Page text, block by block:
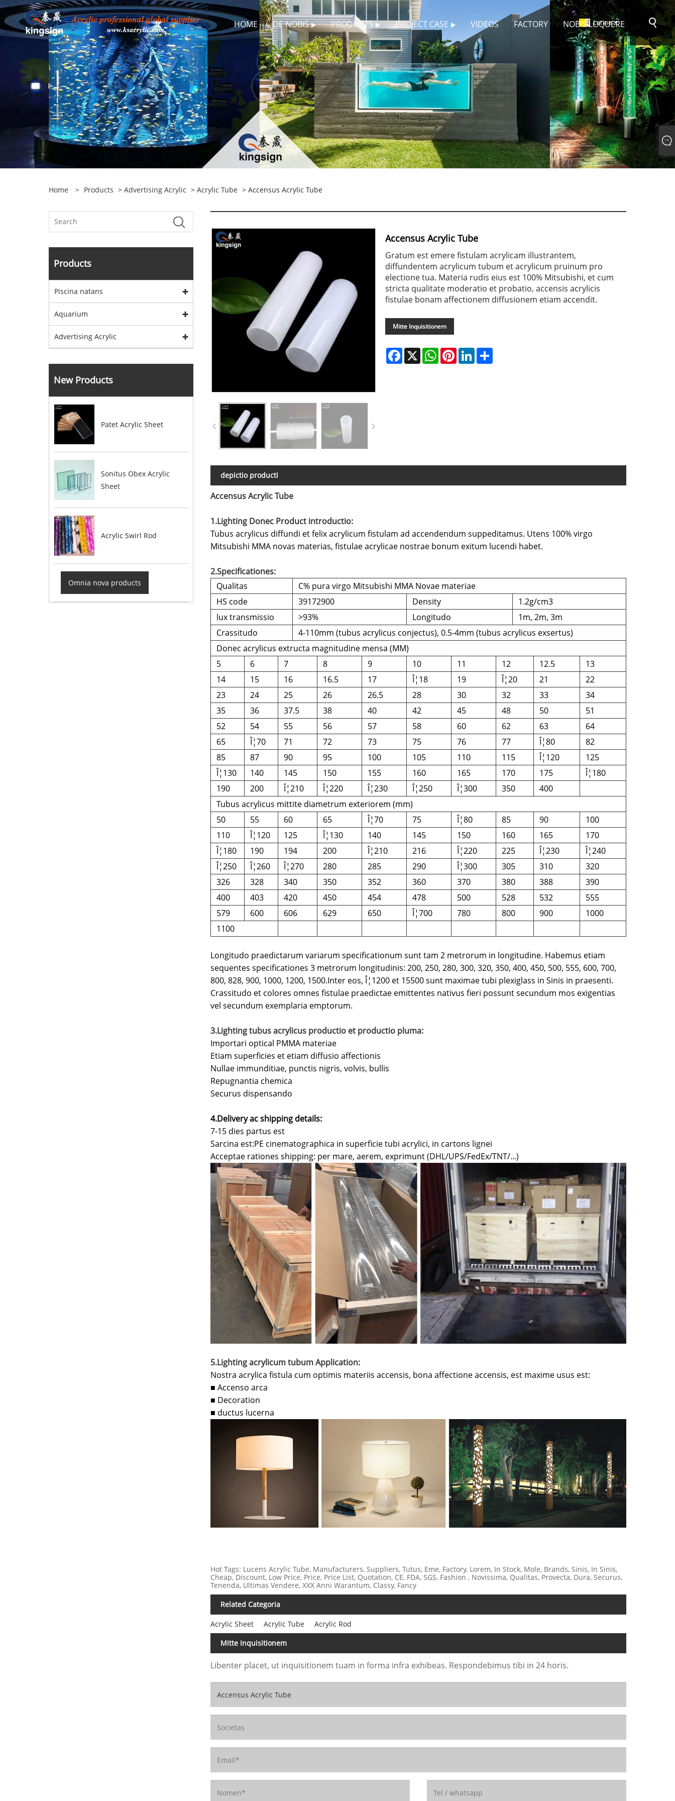
HOME DE NOBIS PRODUCTS PROJECT CASE VIDEOS FACTORY NOBIS LOQUERE
Latine
Home > Products > Advertising Acrylic > Acrylic Tube > Accensus Acrylic Tube
Products
Piscina natans
Aquarium
Advertising Acrylic
New Products
Patet Acrylic Sheet
Sonitus Obex Acrylic
Sheet
Acrylic Swirl Rod
Omnia nova products
Accensus Acrylic Tube
Gratum est emere fistulam acrylicam illustrantem,
diffundentem acrylicum tubum et acrylicum pruinum pro
electione tua. Materia rudis eius est 100% Mitsubishi, et cum
stricta qualitate moderatio et probatio, accensis acrylicis
fistulae bonam affectionem diffusionem etiam accendit.
Mitte Inquisitionem
Facebook
X WhatsAppPinterestLinkedInShare
depictio producti
Accensus Acrylic Tube
1.Lighting Donec Product introductio:
Tubus acrylicus diffundi et felix acrylicum fistulam ad accendendum suppeditamus. Utens 100% virgo
Mitsubishi MMA novas materias, fistulae acrylicae nostrae bonum exitum lucendi habet.
2.Specificationes:
Qualitas
C% pura virgo Mitsubishi MMA Novae materiae
HS code
39172900 Density
1.2g/cm3
lux transmissio
>93% Longitudo
1m, 2m, 3m
Crassitudo
4-110mm (tubus acrylicus conjectus), 0.5-4mm (tubus acrylicus exsertus)
Donec acrylicus extructa magnitudine mensa (MM)
5
6 7 8 9 10 11 12 12.5
13
14
15 16 16.5 17 Î¦18 19 Î¦20 21
22
23
24 25 26 26.5 28 30 32 33
34
35
36 37.5 38 40 42 45 48 50
51
52
54 55 56 57 58 60 62 63
64
65
Î¦70 71 72 73 75 76 77 Î¦80
82
85
87 90 95 100 105 110 115 Î¦120
125
Î¦130
140 145 150 155 160 165 170 175
Î¦180
190
200 Î¦210 Î¦220 Î¦230 Î¦250 Î¦300 350
400
Tubus acrylicus mittite diametrum exteriorem (mm)
50
55 60 65 Î¦70 75 Î¦80 85 90
100
110
Î¦120 125 Î¦130 140 145 150 160 165
170
Î¦180
190 194 200 Î¦210 216 Î¦220 225 Î¦230
Î¦240
Î¦250
Î¦260 Î¦270 280 285 290 Î¦300 305 310
320
326
328 340 350 352 360 370 380 388
390
400
403 420 450 454 478 500 528 532
555
579
600 606 629 650 Î¦700 780 800 900
1000
1100
Longitudo praedictarum variarum specificationum sunt tam 2 metrorum in longitudine. Habemus etiam
sequentes specificationes 3 metrorum longitudinis: 200, 250, 280, 300, 320, 350, 400, 450, 500, 555, 600, 700,
800, 828, 900, 1000, 1200, 1500.Inter eos, Î¦1200 et 15500 sunt maximae tubi plexiglass in Sinis in praesenti.
Crassitudo et colores omnes fistulae praedictae emittentes nativus fieri possunt secundum mos exigentias
vel secundum exemplaria emptorum.
3.Lighting tubus acrylicus productio et productio pluma:
Importari optical PMMA materiae
Etiam superficies et etiam diffusio affectionis
Nullae immunditiae, punctis nigris, volvis, bullis
Repugnantia chemica
Securus dispensando
4.Delivery ac shipping details:
7-15 dies partus est
Sarcina est:PE cinematographica in superficie tubi acrylici, in cartons lignei
Acceptae rationes shipping: per mare, aerem, exprimunt (DHL/UPS/FedEx/TNT/...)
5.Lighting acrylicum tubum Application:
Nostra acrylica fistula cum optimis materiis accensis, bona affectione accensis, est maxime usus est:
■ Accenso arca
■ Decoration
■ ductus lucerna
Hot Tags: Lucens Acrylic Tube, Manufacturers, Suppliers, Tutus, Eme, Factory, Lorem, In Stock, Mole, Brands, Sinis, In Sinis,
Cheap, Discount, Low Price, Price, Price List, Quotation, CE, FDA, SGS, Fashion , Novissima, Qualitas, Provecta, Dura, Securus,
Tenenda, Ultimas Vendere, XXX Anni Warantum, Classy, ​​Fancy
Related Categoria
Acrylic Sheet Acrylic Tube Acrylic Rod
Mitte Inquisitionem
Libenter placet, ut inquisitionem tuam in forma infra exhibeas. Respondebimus tibi in 24 horis.